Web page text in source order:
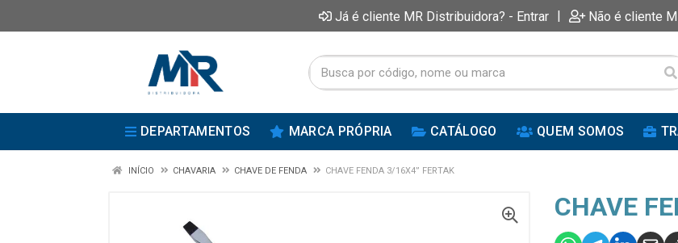
Já é cliente MR Distribuidora? - Entrar | Não é cliente
DEPARTAMENTOS MARCA PRÓPRIA CATÁLOGO QUEM SOMOS
INÍCIO CHAVARIA CHAVE DE FENDA CHAVE FENDA 3/16X4” FERTAK
CHAVE